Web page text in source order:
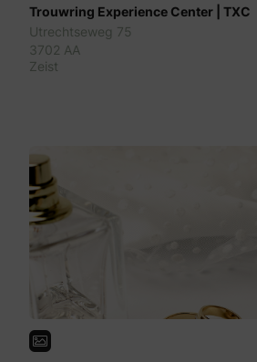
Trouwring Experience Center | TXC
Utrechtseweg 75
3702 AA
Zeist